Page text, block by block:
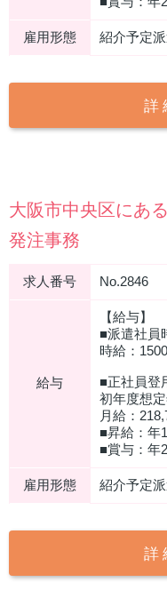
雇用形態 紹介予定
詳
大阪市中央区にあ
発注事務
求人番号 No.2846
給与
【給与】
■派遣社員
時給：
■正社員登
初年度想
月給：
■昇給：年
■賞与：年
雇用形態 紹介予定
詳